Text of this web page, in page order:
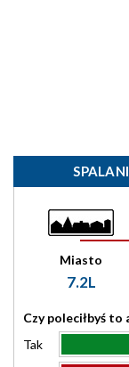
Miasto
7.2L
Czy poleciłbyś to
Tak